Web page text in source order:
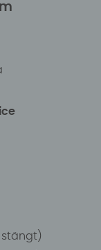
stängt)